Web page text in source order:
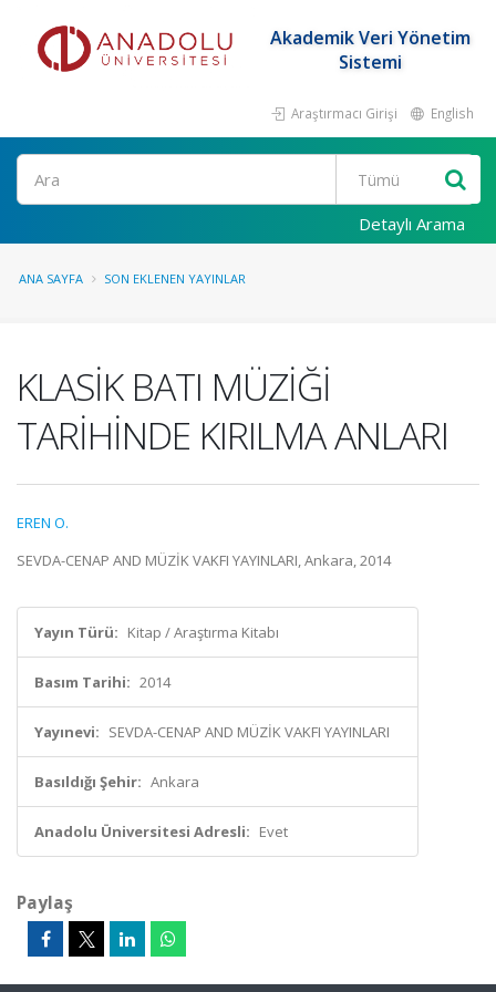
Akademik Veri Yönetim
Sistemi
Araştırmacı Girişi English
Ara
Detaylı Arama
ANA SAYFA SON EKLENEN YAYINLAR
KLASİK BATI MÜZİĞİ
TARİHİNDE KIRILMA ANLARI
EREN O.
SEVDA-CENAP AND MÜZİK VAKFI YAYINLARI, Ankara, 2014
Yayın Türü: Kitap / Araştırma Kitabı
Basım Tarihi: 2014
Yayınevi: SEVDA-CENAP AND MÜZİK VAKFI YAYINLARI
Basıldığı Şehir: Ankara
Anadolu Üniversitesi Adresli: Evet
Paylaş